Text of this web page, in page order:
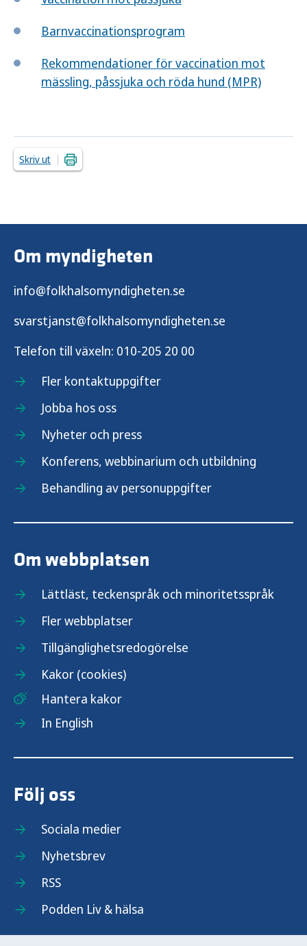
Barnvaccinationsprogram
Rekommendationer för vaccination mot
mässling, påssjuka och röda hund (MPR)
Skriv ut
Om myndigheten
info@folkhalsomyndigheten.se
svarstjanst@folkhalsomyndigheten.se
Telefon till växeln: 010-205 20 00
Fler kontaktuppgifter
Jobba hos oss
Nyheter och press
Konferens, webbinarium och utbildning
Behandling av personuppgifter
Om webbplatsen
Lättläst, teckenspråk och minoritetsspråk
Fler webbplatser
Tillgänglighetsredogörelse
Kakor (cookies)
Hantera kakor
In English
Följ oss
Sociala medier
Nyhetsbrev
RSS
Podden Liv & hälsa